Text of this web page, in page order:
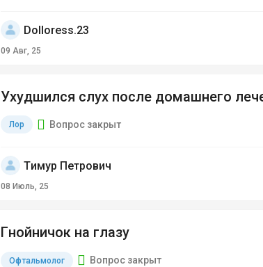
Dolloress.23
09 Авг, 25
Ухудшился слух после домашнего
Лор Вопрос закрыт
Тимур Петрович
08 Июль, 25
Гнойничок на глазу
Офтальмолог Вопрос закрыт